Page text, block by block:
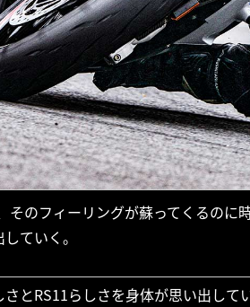
そのフィーリングが蘇ってくるのに
ていく。
とRS11らしさを身体が思い出して